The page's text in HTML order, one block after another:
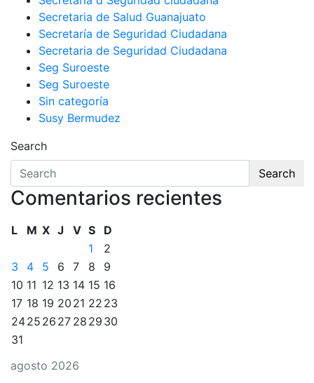
Secretaria de Salud Guanajuato
Secretaría de Seguridad Ciudadana
Secretaria de Seguridad Ciudadana
Seg Suroeste
Seg Suroeste
Sin categoría
Susy Bermudez
Search
Search
Comentarios recientes
agosto 2026
L M X J V S
D
1
2
3
4 5 6 7 8
9
10 11 12 13 14 15 16
17 18 19 20 21 22 23
2425 26 27 28 29 30
31